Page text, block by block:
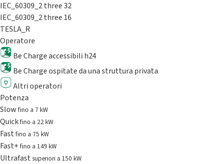
IEC_60309_2 three 32
IEC_60309_2 three 16
TESLA_R
Operatore
Be Charge accessibili h24
Be Charge ospitate da una struttura privata
Altri operatori
Potenza
Slowfino a 7 kW
Quickfino a 22 kW
Fastfino a 75 kW
Fast+fino a 149 kW
Ultrafast superiori a 150 kW